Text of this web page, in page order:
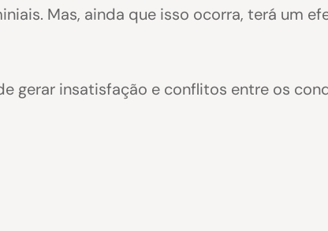
Mas, ainda que isso ocorra, terá um
gerar insatisfação e conflitos entre os